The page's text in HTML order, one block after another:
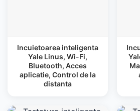
Incuietoarea inteligenta
Yale Linus, Wi-Fi,
Bluetooth, Acces
aplicatie, Control de la
distanta